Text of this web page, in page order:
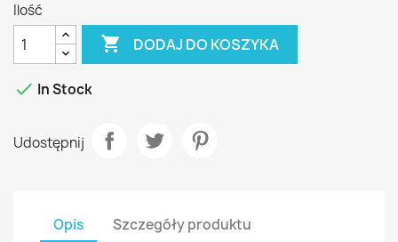
Ilość
 DODAJ DO KOSZYKA
 In Stock
Udostępnij
Opis Szczegóły produktu